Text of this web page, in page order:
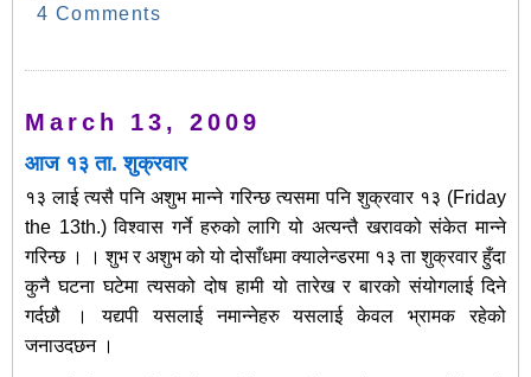
4 Comments
March 13, 2009
आज १३ ता. शुक्रवार
१३ लाई त्यसै पनि अशुभ मान्ने गरिन्छ त्यसमा पनि शुक्रवार १३ (Friday
the 13th.) विश्वास गर्ने हरुको लागि यो अत्यन्तै खरावको संकेत मान्ने
गरिन्छ । ।शुभ र अशुभ को यो दोसाँधमा क्यालेन्डरमा १३ ता शुक्रवार हुँदा
कुनै घटना घटेमा त्यसको दोष हामी यो तारेख र बारको संयोगलाई दिने
गर्दछौ । यद्यपी यसलाई नमान्नेहरु यसलाई केवल भ्रामक रहेको
जनाउदछन ।